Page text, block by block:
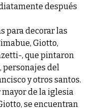
después
para decorar las
Giotto,
, que pintaron
personajes del
y otros santos.
mayor de la iglesia
se encuentran